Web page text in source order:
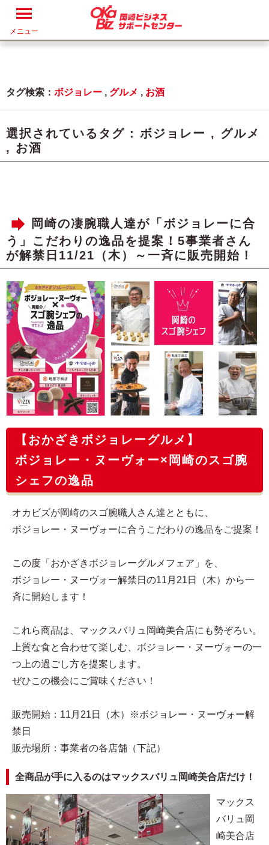
メニュー
タグ検索： ボジョレー , グルメ , お酒
選択されているタグ : ボジョレー , グルメ
, お酒
岡崎の凄腕職人達が「ボジョレーに合
う」こだわりの逸品を提案！5事業者さん
が解禁日11/21（木）～一斉に販売開始！
【おかざきボジョレーグルメ】
ボジョレー・ヌーヴォー×岡崎のスゴ腕
シェフの逸品
オカビズが岡崎のスゴ腕職人さん達とともに、
ボジョレー・ヌーヴォーに合うこだわりの逸品をご提案！
この度「おかざきボジョレーグルメフェア」を、
ボジョレー・ヌーヴォー解禁日の11月21日（木）から一
斉に開始します！
これら商品は、マックスバリュ岡崎美合店にも勢ぞろい。
上質な食と合わせて楽しむ、ボジョレー・ヌーヴォーの一
つ上の過ごし方を提案します。
ぜひこの機会にご賞味ください！
販売開始：11月21日（木）※ボジョレー・ヌーヴォー解
禁日
販売場所：事業者の各店舗（下記）
全商品が手に入るのはマックスバリュ岡崎美合店だけ！
マックス
バリュ岡
崎美合店